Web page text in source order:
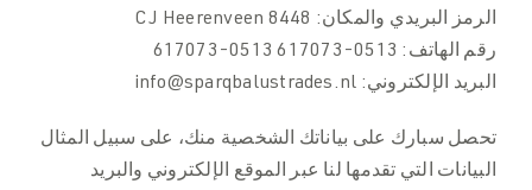
الرمز البريدي والمكان: 8448 CJ Heerenveen
رقم الهاتف: 0513-617073 0513-617073
البريد الإلكتروني: info@sparqbalustrades.nl
تحصل سبارك على بياناتك الشخصية منك، على سبيل المثال
البيانات التي تقدمها لنا عبر الموقع الإلكتروني والبريد